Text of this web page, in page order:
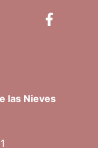
las Nieves